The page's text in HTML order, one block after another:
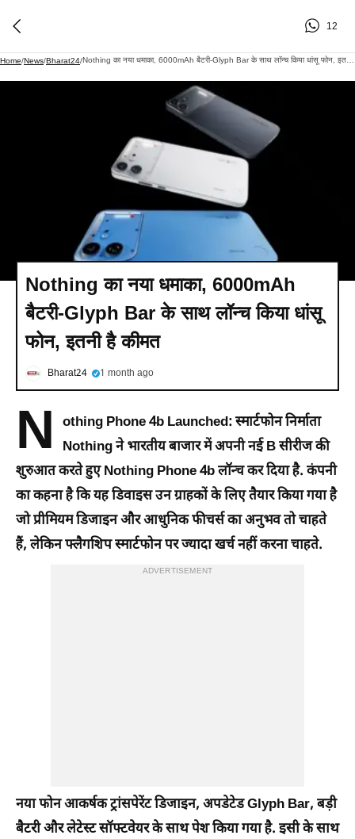
12
Home/News/Bharat24/
Nothing का नया धमाका, 6000mAh
बैटरी-Glyph Bar के साथ लॉन्च किया धांसू
फोन, इतनी है कीमत
Bharat24 1 month ago
N othing Phone 4b Launched:स्मार्टफोन निर्माता
Nothing ने भारतीय बाजार में अपनी नई B सीरीज की
शुरुआत करते हुए Nothing Phone 4b लॉन्च कर दिया है. कंपनी
का कहना है कि यह डिवाइस उन ग्राहकों के लिए तैयार किया गया है
जो प्रीमियम डिजाइन और आधुनिक फीचर्स का अनुभव तो चाहते
हैं, लेकिन फ्लैगशिप स्मार्टफोन पर ज्यादा खर्च नहीं करना चाहते.
ADVERTISEMENT
नया फोन आकर्षक ट्रांसपेरेंट डिजाइन, अपडेटेड Glyph Bar, बड़ी
बैटरी और लेटेस्ट सॉफ्टवेयर के साथ पेश किया गया है. इसी के साथ